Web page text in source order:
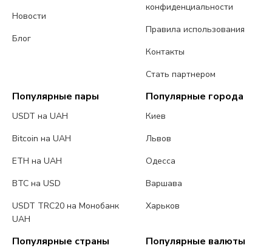
Новости
Блог
конфиденциальности
Правила использования
Контакты
Стать партнером
Популярные пары
USDT на UAH
Bitcoin на UAH
ETH на UAH
BTC на USD
USDT TRC20 на Монобанк
UAH
Популярные города
Киев
Львов
Одесса
Варшава
Харьков
Популярные страны Популярные валюты